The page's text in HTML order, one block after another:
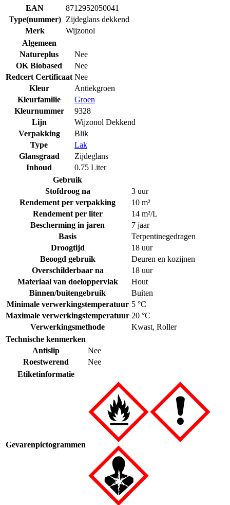
EAN
8712952050041
Type(nummer)
Zijdeglans dekkend
Merk
Wijzonol
Algemeen
Natureplus
Nee
OK Biobased
Nee
Redcert Certificaat Nee
Kleur
Antiekgroen
Kleurfamilie
Groen
Kleurnummer
9328
Lijn
Wijzonol Dekkend
Verpakking
Blik
Type
Lak
Glansgraad
Zijdeglans
Inhoud
0.75 Liter
Gebruik
Stofdroog na
3 uur
Rendement per verpakking
10 m²
Rendement per liter
14 m²/L
Bescherming in jaren
7 jaar
Basis
Terpentinegedragen
Droogtijd
18 uur
Beoogd gebruik
Deuren en kozijnen
Overschilderbaar na
18 uur
Materiaal van doeloppervlak
Hout
Binnen/buitengebruik
Buiten
Minimale verwerkingstemperatuur 5 °C
Maximale verwerkingstemperatuur 20 °C
Verwerkingsmethode
Kwast, Roller
Technische kenmerken
Antislip
Nee
Roestwerend
Nee
Etiketinformatie
Gevarenpictogrammen